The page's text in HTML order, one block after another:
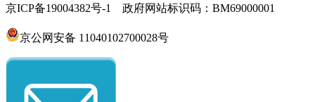
京ICP备19004382号-1 政府网站标识码：BM69000001
京公网安备 11040102700028号